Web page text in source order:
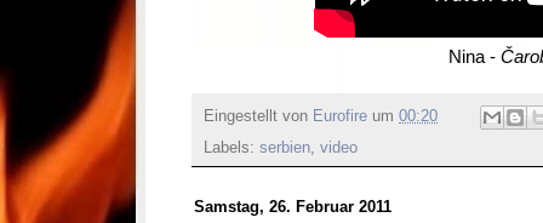
Nina -
Eingestellt von Eurofire um 00:20
Labels: serbien, video
Samstag, 26. Februar 2011